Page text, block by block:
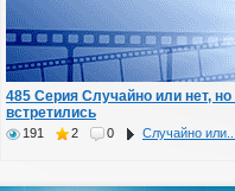
485 Серия Случайно или нет,
встретились
191 2 0 Случайно